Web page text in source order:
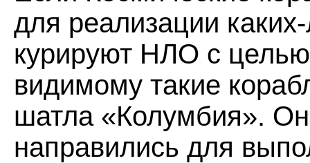
для реализации
курируют НЛО с
видимому такие
шатла «Колумбия».
направились для